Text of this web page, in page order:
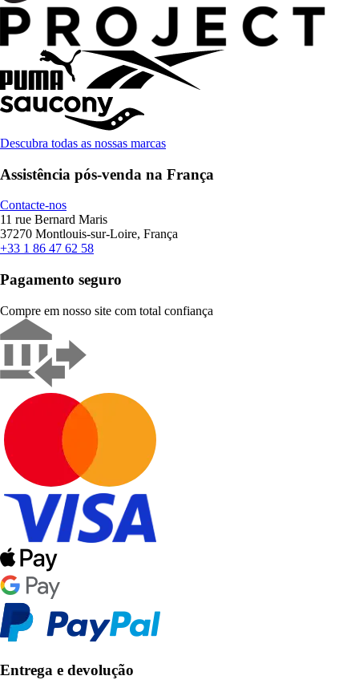
Descubra todas as nossas marcas
Assistência pós-venda na França
Contacte-nos
11 rue Bernard Maris
37270 Montlouis-sur-Loire, França
+33 1 86 47 62 58
Pagamento seguro
Compre em nosso site com total confiança
Entrega e devolução